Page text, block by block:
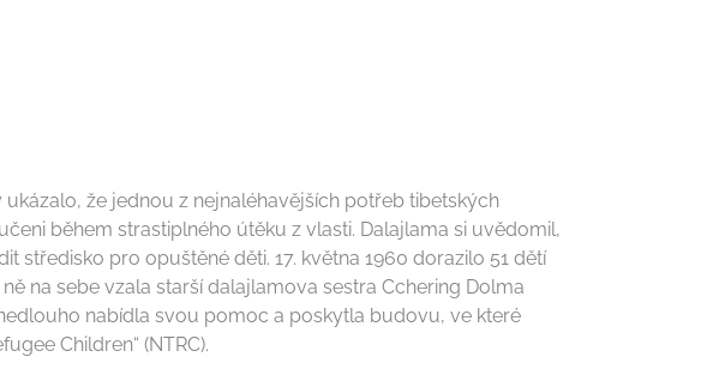
že jednou z nejnaléhavějších potřeb tibetských
během strastiplného útěku z vlasti. Dalajlama si uvědomil,
středisko pro opuštěné děti. 17. května 1960 dorazilo 51 dětí
na sebe vzala starší dalajlamova sestra Cchering Dolma
nabídla svou pomoc a poskytla budovu, ve které
Children“ (NTRC).